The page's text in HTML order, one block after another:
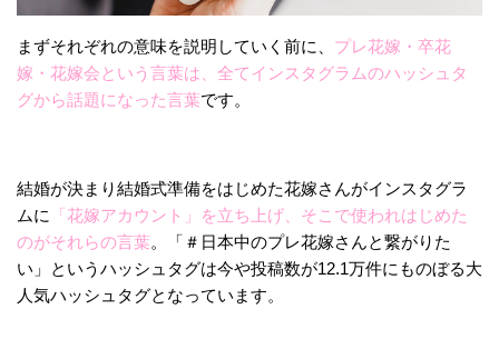
まずそれぞれの意味を説明していく前に、 プレ花嫁・卒花
嫁・花嫁会という言葉は、全てインスタグラムのハッシュタ
グから話題になった言葉です。
結婚が決まり結婚式準備をはじめた花嫁さんがインスタグラ
ムに 「花嫁アカウント」を立ち上げ、そこで使われはじめた
のがそれらの言葉。「＃日本中のプレ花嫁さんと繋がりた
い」というハッシュタグは今や投稿数が12.1万件にものぼる大
人気ハッシュタグとなっています。